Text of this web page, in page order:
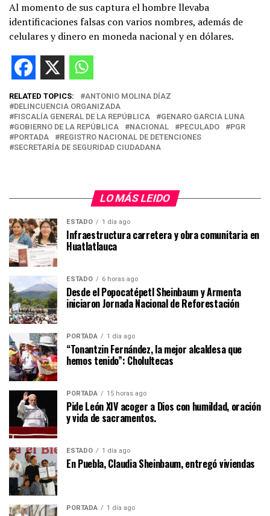
Al momento de sus captura el hombre llevaba
identificaciones falsas con varios nombres, además de
celulares y dinero en moneda nacional y en dólares.
RELATED TOPICS:
ANTONIO MOLINA DÍAZ
DELINCUENCIA ORGANIZADA
FISCALÍA GENERAL DE LA REPÚBLICA
GENARO GARCIA LUNA
GOBIERNO DE LA REPÚBLICA
NACIONAL PECULADO
PGR
PORTADA
REGISTRO NACIONAL DE DETENCIONES
SECRETARÍA DE SEGURIDAD CIUDADANA
LO MÁS LEIDO
ESTADO 1 día ago
Infraestructura carretera y obra comunitaria en
Huatlatlauca
ESTADO 6 horas ago
Desde el Popocatépetl Sheinbaum y Armenta
iniciaron Jornada Nacional de Reforestación
PORTADA 1 día ago
“Tonantzin Fernández, la mejor alcaldesa que
hemos tenido”: Cholultecas
PORTADA 15 horas ago
Pide León XIV acoger a Dios con humildad, oración
y vida de sacramentos.
ESTADO 1 día ago
En Puebla, Claudia Sheinbaum, entregó viviendas
PORTADA 1 día ago